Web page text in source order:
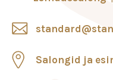
Salongid ja